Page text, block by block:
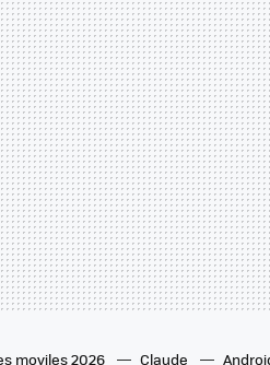
moviles 2026 Claude